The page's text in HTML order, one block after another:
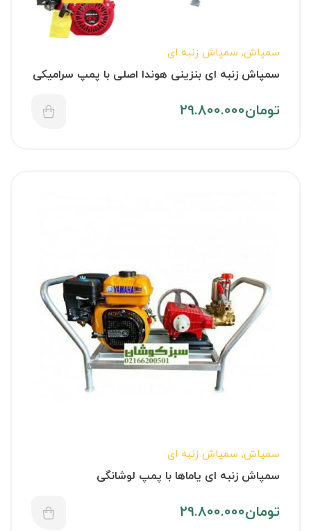
سمپاش, سمپاش زنبه ای
سمپاش زنبه ای بنزینی هوندا اصلی با پمپ سرامیکی
تومان29.800.000
سمپاش, سمپاش زنبه ای
سمپاش زنبه ای یاماها با پمپ لوشانگی
تومان29.800.000